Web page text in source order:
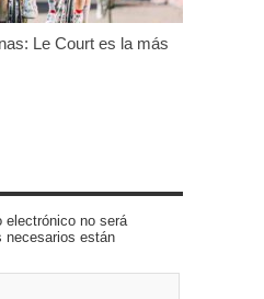
Le Court es la más
electrónico no será
necesarios están